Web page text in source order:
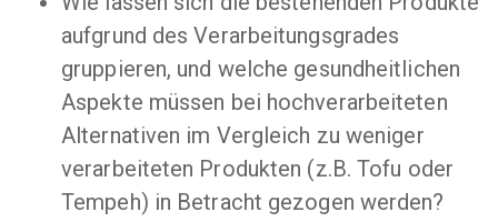
aufgrund des Verarbeitungsgrades
gruppieren, und welche gesundheitlichen
Aspekte müssen bei hochverarbeiteten
Alternativen im Vergleich zu weniger
verarbeiteten Produkten (z.B. Tofu oder
Tempeh) in Betracht gezogen werden?